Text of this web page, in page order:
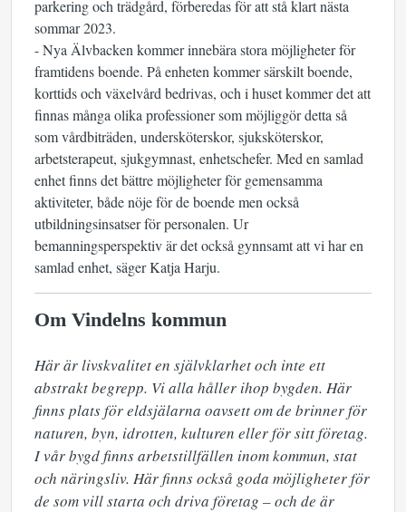
parkering och trädgård, förberedas för att stå klart nästa
sommar 2023.
- Nya Älvbacken kommer innebära stora möjligheter för
framtidens boende. På enheten kommer särskilt boende,
korttids och växelvård bedrivas, och i huset kommer det att
finnas många olika professioner som möjliggör detta så
som vårdbiträden, undersköterskor, sjuksköterskor,
arbetsterapeut, sjukgymnast, enhetschefer. Med en samlad
enhet finns det bättre möjligheter för gemensamma
aktiviteter, både nöje för de boende men också
utbildningsinsatser för personalen. Ur
bemanningsperspektiv är det också gynnsamt att vi har en
samlad enhet, säger Katja Harju.
Om Vindelns kommun
Här är livskvalitet en självklarhet och inte ett
abstrakt begrepp. Vi alla håller ihop bygden. Här
finns plats för eldsjälarna oavsett om de brinner för
naturen, byn, idrotten, kulturen eller för sitt företag.
I vår bygd finns arbetstillfällen inom kommun, stat
och näringsliv. Här finns också goda möjligheter för
de som vill starta och driva företag – och de är